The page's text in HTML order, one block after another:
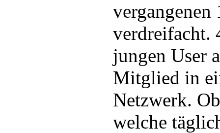
vergangenen
verdreifacht.
jungen User
Mitglied in
Netzwerk.
welche